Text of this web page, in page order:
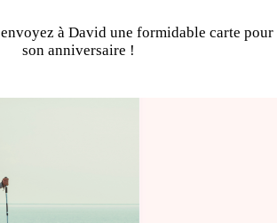
à David une formidable carte pour
son anniversaire !